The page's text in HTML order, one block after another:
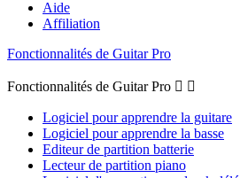
Aide
Affiliation
Fonctionnalités de Guitar Pro
Fonctionnalités de Guitar Pro  
Logiciel pour apprendre la guitare
Logiciel pour apprendre la basse
Editeur de partition batterie
Lecteur de partition piano